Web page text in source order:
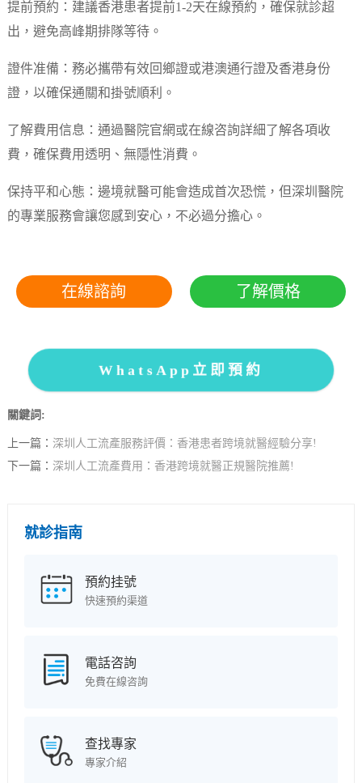
提前預約：建議香港患者提前1-2天在線預約，確保就診超
出，避免高峰期排隊等待。
證件准備：務必攜帶有效回鄉證或港澳通行證及香港身份
證，以確保通關和掛號順利。
了解費用信息：通過醫院官網或在線咨詢詳細了解各項收
費，確保費用透明、無隱性消費。
保持平和心態：邊境就醫可能會造成首次恐慌，但深圳醫院
的專業服務會讓您感到安心，不必過分擔心。
在線諮詢 了解價格
WhatsApp立即預約
關鍵詞:
上一篇： 深圳人工流產服務評價：香港患者跨境就醫經驗分享!
下一篇： 深圳人工流產費用：香港跨境就醫正規醫院推薦!
就診指南
預約挂號
快速預約渠道
電話咨詢
免費在線咨詢
查找專家
專家介紹